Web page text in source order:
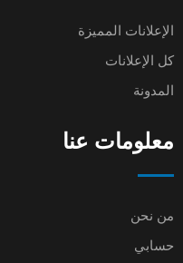
الإعلانات المميزة
كل الإعلانات
المدونة
معلومات عنا
من نحن
حسابي